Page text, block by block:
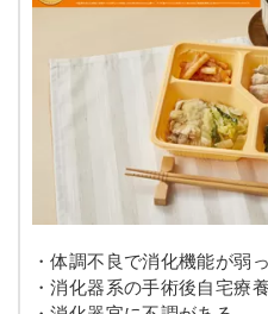
塩相当量：1.9g
※メニューの補足
ご飯セットの栄養素です。お
その栄養価のため、実際にご
ーではないのでご注意くださ
19.9～
-
-
300㎎以
カリウム 665㎎以
コレステロール -
・体調不良で消化機能が弱
・消化器系の手術後自宅療